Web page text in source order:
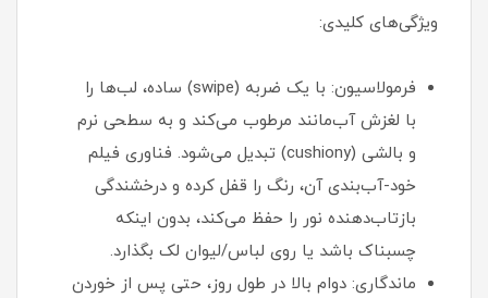
ویژگی‌های کلیدی:
فرمولاسیون: با یک ضربه (swipe) ساده، لب‌ها را
با لغزش آب‌مانند مرطوب می‌کند و به سطحی نرم
و بالشی (cushiony) تبدیل می‌شود. فناوری فیلم
خود-آب‌بندی آن، رنگ را قفل کرده و درخشندگی
بازتاب‌دهنده نور را حفظ می‌کند، بدون اینکه
چسبناک باشد یا روی لباس/لیوان لک بگذارد.
ماندگاری: دوام بالا در طول روز، حتی پس از خوردن